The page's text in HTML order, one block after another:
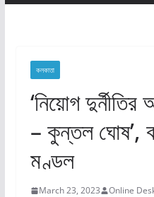
কলকাতা
‘নিয়োগ
– কুন্তল ঘোষ’,
মণ্ডল
March 23, 2023 Online